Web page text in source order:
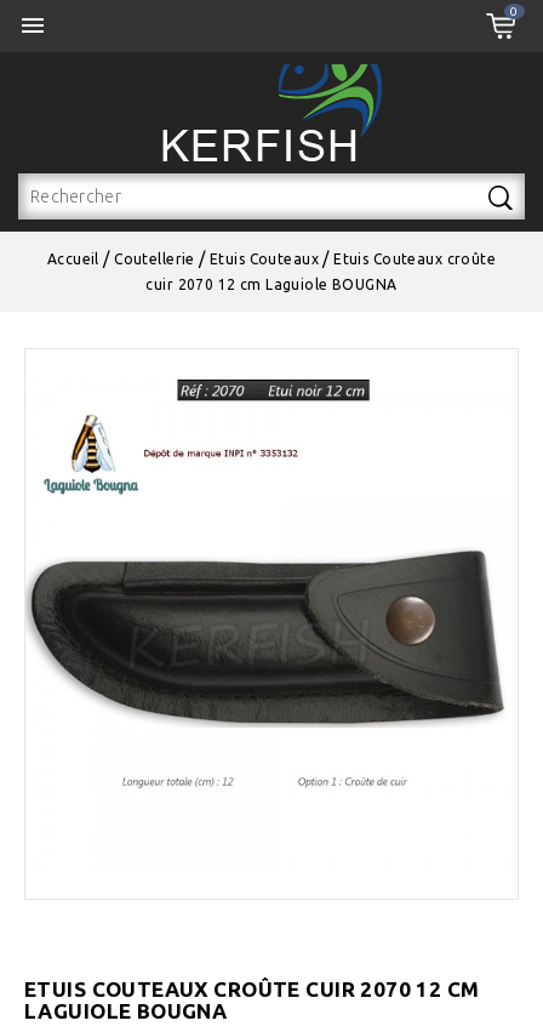
▼
 0
Accueil Coutellerie Etuis Couteaux
Etuis Couteaux croûte
cuir 2070 12 cm Laguiole BOUGNA
ETUIS COUTEAUX CROÛTE CUIR 2070 12 CM
LAGUIOLE BOUGNA